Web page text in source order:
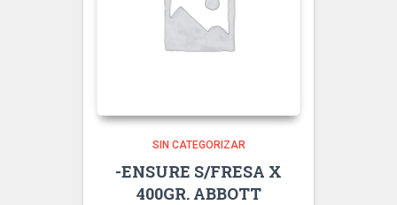
SIN CATEGORIZAR
-ENSURE S/FRESA X
400GR. ABBOTT